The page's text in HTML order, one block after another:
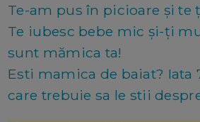
Te-am pus în picioare și te
Te iubesc bebe mic și-ți
sunt mămica ta!
Esti mamica de baiat? Iata
care trebuie sa le stii